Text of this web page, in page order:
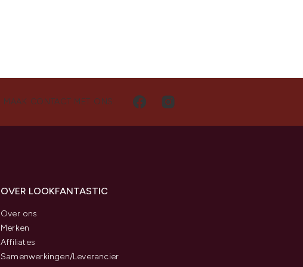
MAAK CONTACT MET ONS
OVER LOOKFANTASTIC
Over ons
Merken
Affiliates
Samenwerkingen/Leverancier